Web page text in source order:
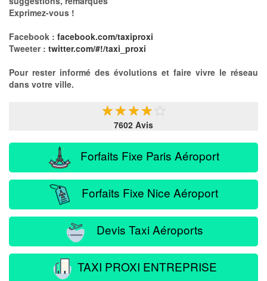
Exprimez-vous !
Facebook : facebook.com/taxiproxi
Tweeter : twitter.com/#!/taxi_proxi
Pour rester informé des évolutions et faire vivre le réseau
dans votre ville.
★★★★ ★
7602 Avis
Forfaits Fixe Paris Aéroport
Forfaits Fixe Nice Aéroport
Devis Taxi Aéroports
TAXI PROXI ENTREPRISE